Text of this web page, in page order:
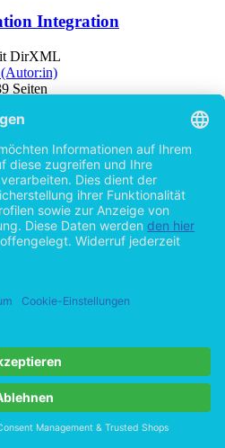
Integration
DirXML
(Autor:in)
Seiten
& Thoms Media GmbH powered